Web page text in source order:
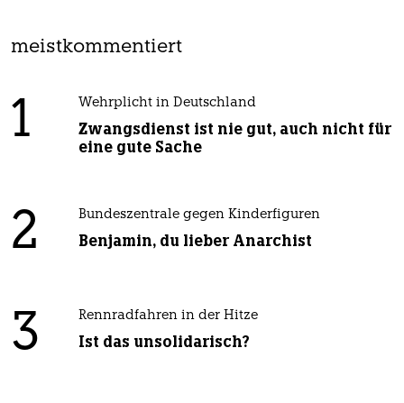
meistkommentiert
1 Wehrplicht in Deutschland
Zwangsdienst ist nie gut, auch nicht für
eine gute Sache
2 Bundeszentrale gegen Kinderfiguren
Benjamin, du lieber Anarchist
3 Rennradfahren in der Hitze
Ist das unsolidarisch?